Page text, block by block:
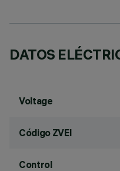
DATOS
Voltage
Código ZVEI
Control